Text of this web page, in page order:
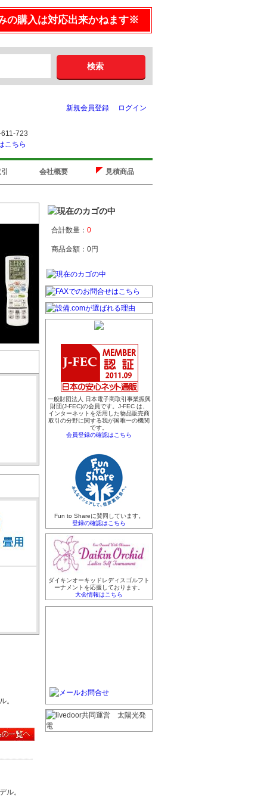
の購入は対応出来かねます※
ログイン
新規会員登録
会社概要 見積商品
。
ル。
合計数量： 0
商品金額： 0円
一般財団法人 日本電子商取引事業振興
財団(J-FEC)の会員です。J-FEC は、
インターネットを活用した物品販売商
取引の分野に関する我が国唯一の機関
です。
会員登録の確認はこちら
Fun to Shareに賛同しています。
登録の確認はこちら
ダイキンオーキッドレディスゴルフト
ーナメントを応援しております。
大会情報はこちら